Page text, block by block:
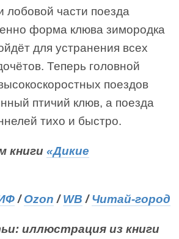
лобовой части поезда
форма клюва зимородка
для устранения всех
Теперь головной
поездов
птичий клюв, а поезда
тихо и быстро.
книги «Дикие
/Ozon /WB /Читай-город
иллюстрация из книги